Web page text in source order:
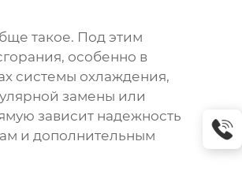
такое. Под этим
особенно в
системы охлаждения,
замены или
зависит надежность
и дополнительным